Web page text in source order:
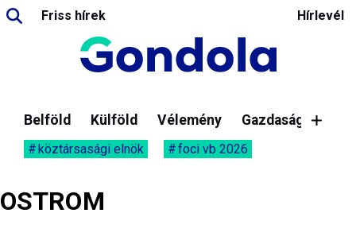
Friss hírek Hírlevél
Belföld Külföld Vélemény Gazdaság
köztársasági elnök foci vb 2026
OSTROM